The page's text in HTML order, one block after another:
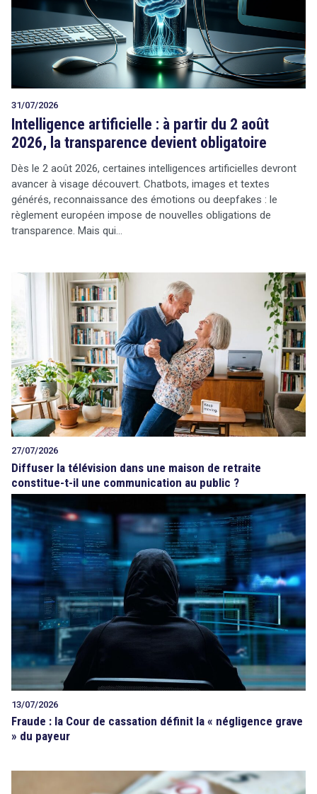
Tout sur le droit de l'innovation
Rechercher
CONTACT
27/07/2026
Diffuser la télévision dans une maison de retraite
constitue-t-il une communication au public ?
13/07/2026
Fraude : la Cour de cassation définit la « négligence grave
» du payeur
31/07/2026
Intelligence artificielle : à partir du 2 août
2026, la transparence devient obligatoire
Dès le 2 août 2026, certaines intelligences artificielles devront
avancer à visage découvert. Chatbots, images et textes
générés, reconnaissance des émotions ou deepfakes : le
règlement européen impose de nouvelles obligations de
transparence. Mais qui…